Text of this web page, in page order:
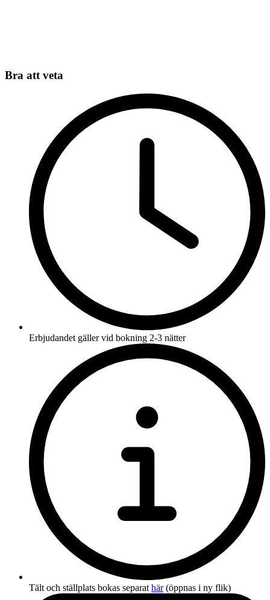
Bra att veta
Erbjudandet gäller vid bokning 2-3 nätter
Tält och ställplats bokas separat här(öppnas i ny flik)